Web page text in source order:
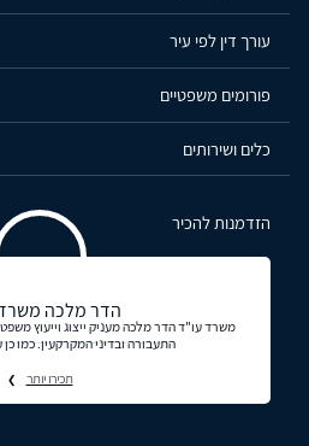
עורך דין לפי עיר
פורומים משפטיים
כלים ושירותים
הזדמנות להכיר
הדר מלכה
משרד עו"ד הדר מלכה מעניק ייצוג וייעוץ
התעבורה ובדיני המקרקעין. כמו כן
תכירו יותר